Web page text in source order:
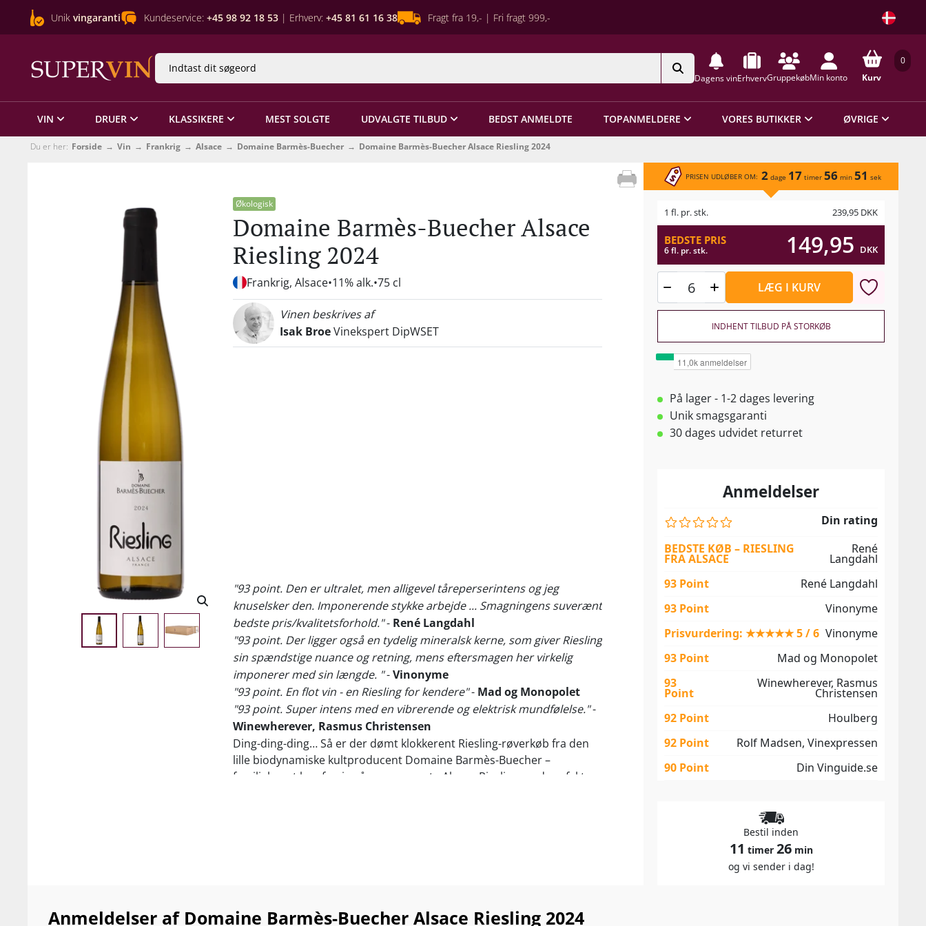
Unik vingaranti Kundeservice: +45 98 92 18 53 | Erhverv: +45 81 61 16 38 Fragt fra 19,- | Fri fragt 999,-
Dagens vinErhvervGruppekøbMin konto
0
Kurv
VIN DRUER KLASSIKERE MEST SOLGTE UDVALGTE TILBUD BEDST ANMELDTE TOPANMELDERE VORES BUTIKKER ØVRIGE
Du er her: Forside Vin Frankrig Alsace Domaine Barmès-Buecher Domaine Barmès-Buecher Alsace Riesling 2024
Økologisk
Domaine Barmès-Buecher Alsace
Riesling 2024
Frankrig, Alsace 11% alk. 75 cl
Vinen beskrives af
Isak BroeVinekspert DipWSET
"93 point. Den er ultralet, men alligevel tåreperserintens og jeg
knuselsker den. Imponerende stykke arbejde ... Smagningens suverænt
bedste pris/kvalitetsforhold."- René Langdahl
"93 point. Der ligger også en tydelig mineralsk kerne, som giver Riesling
sin spændstige nuance og retning, mens eftersmagen her virkelig
imponerer med sin længde. "-Vinonyme
"93 point. En flot vin - en Riesling for kendere"- Mad og Monopolet
"93 point. Super intens med en vibrerende og elektrisk mundfølelse."-
Winewherever, Rasmus Christensen
Ding-ding-ding… Så er der dømt klokkerent Riesling-røverkøb fra den
lille biodynamiske kultproducent Domaine Barmès-Buecher –
familiehuset bag forrige årgangs eneste Alsace-Riesling med perfekte
immediate pleasure.”
PRISEN UDLØBER OM: 2 dage 17 timer 56 min 51 sek
1 fl. pr. stk. 239,95 DKK
BEDSTE PRIS
6 fl. pr. stk. 149,95 DKK
LÆG I KURV
INDHENT TILBUD PÅ STORKØB
På lager - 1-2 dages levering
Unik smagsgaranti
30 dages udvidet returret
Anmeldelser
Din rating
BEDSTE KØB – RIESLING
FRA ALSACE
René
Langdahl
93 Point
René Langdahl
93 Point
Vinonyme
Prisvurdering: ★★★★★ 5 / 6 Vinonyme
93 Point
Mad og Monopolet
93
Point
Winewherever, Rasmus
Christensen
92 Point
Houlberg
92 Point
Rolf Madsen, Vinexpressen
90 Point
Din Vinguide.se
Bestil inden
11 timer 26min
og vi sender i dag!
Anmeldelser af Domaine Barmès-Buecher Alsace Riesling 2024